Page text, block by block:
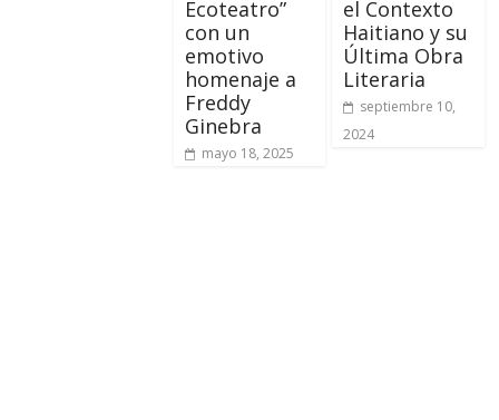
Ecoteatro”
con un
emotivo
homenaje a
Freddy
Ginebra
mayo 18, 2025
el Contexto
Haitiano y su
Última Obra
Literaria
septiembre 10,
2024